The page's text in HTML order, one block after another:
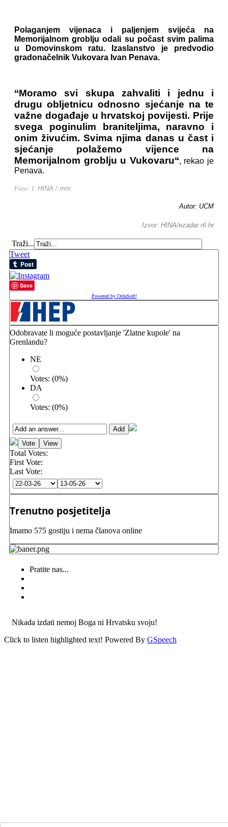
Polaganjem vijenaca i paljenjem svijeća na
Memorijalnom groblju odali su počast svim palima
u Domovinskom ratu. Izaslanstvo je predvodio
gradonačelnik Vukovara Ivan Penava.
‘‘Moramo svi skupa zahvaliti i jednu i
drugu obljetnicu odnosno sjećanje na te
važne događaje u hrvatskoj povijesti. Prije
svega poginulim braniteljima, naravno i
onim živućim. Svima njima danas u čast i
sjećanje polažemo vijence na
Memorijalnom groblju u Vukovaru‘‘, rekao je
Penava.
Foto: 1. HINA / mm
Autor: UCM
Izvor: HINA/ezadar.rtl.hr
Traži...
Tweet
Save
Powered by OrdaSoft!
Odobravate li moguće postavljanje 'Zlatne kupole' na
Grenlandu?
NE
Votes: (0%)
DA
Votes: (0%)
Total Votes:
First Vote:
Last Vote:
Trenutno posjetitelja
Imamo 575 gostiju i nema članova online
Pratite nas...
Nikada izdati nemoj Boga ni Hrvatsku svoju!
Click to listen highlighted text! Powered By GSpeech